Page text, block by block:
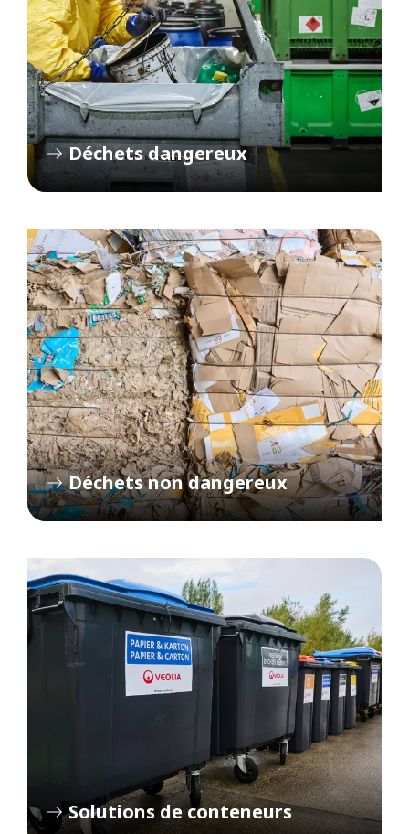
Déchets dangereux
Déchets non dangereux
Solutions de conteneurs